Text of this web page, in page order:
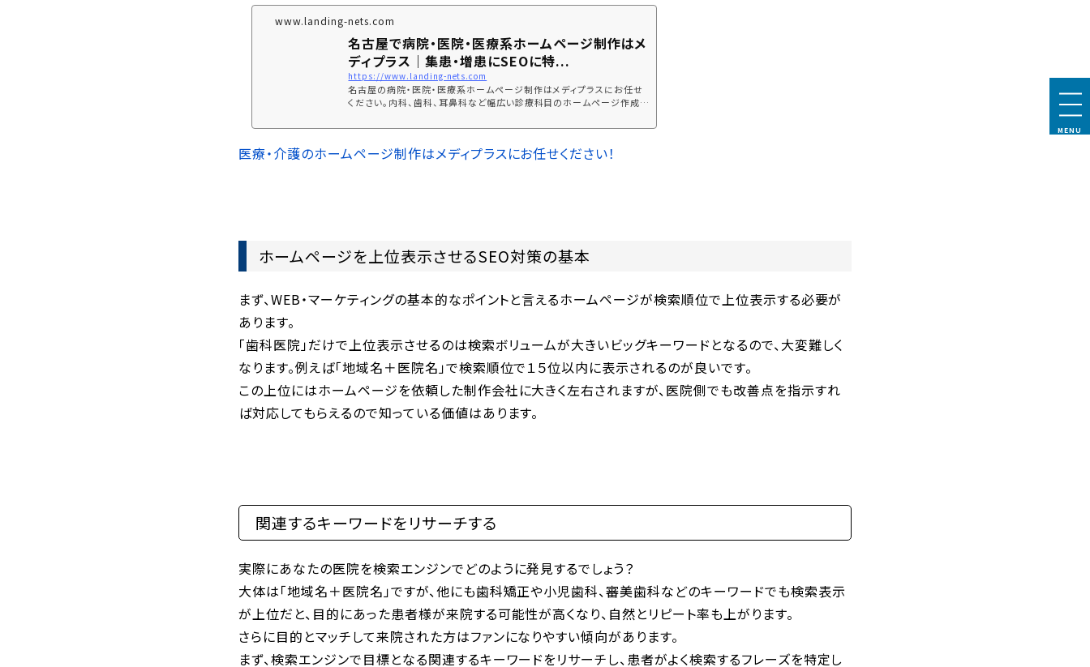
www.landing-nets.com
名古屋で病院・医院・医療系ホームページ制作はメ
ディプラス｜集患・増患にSEOに特...
https://www.landing-nets.com
名古屋の病院・医院・医療系ホームページ制作はメディプラスにお任せ
ください。内科、歯科、耳鼻科など幅広い診療科目のホームページ作成実
B制作に定評があります。ホームページ制作料金はリーズナブルな価格
医療・介護のホームページ制作はメディプラスにお任せください！
ホームページを上位表示させるSEO対策の基本
まず、WEB・マーケティングの基本的なポイントと言えるホームページが検索順位で上位表示する必要が
あります。
「歯科医院」だけで上位表示させるのは検索ボリュームが大きいビッグキーワードとなるので、大変難しく
なります。例えば「地域名＋医院名」で検索順位で１５位以内に表示されるのが良いです。
この上位にはホームページを依頼した制作会社に大きく左右されますが、医院側でも改善点を指示すれ
ば対応してもらえるので知っている価値はあります。
関連するキーワードをリサーチする
実際にあなたの医院を検索エンジンでどのように発見するでしょう？
大体は「地域名＋医院名」ですが、他にも歯科矯正や小児歯科、審美歯科などのキーワードでも検索表示
が上位だと、目的にあった患者様が来院する可能性が高くなり、自然とリピート率も上がります。
さらに目的とマッチして来院された方はファンになりやすい傾向があります。
まず、検索エンジンで目標となる関連するキーワードをリサーチし、患者がよく検索するフレーズを特定し
MENU